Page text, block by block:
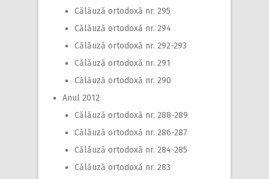
Călăuză ortodoxă nr. 295
Călăuză ortodoxă nr. 294
Călăuză ortodoxă nr. 292-293
Călăuză ortodoxă nr. 291
Călăuză ortodoxă nr. 290
Anul 2012
Călăuză ortodoxă nr. 288-289
Călăuză ortodoxă nr. 286-287
Călăuză ortodoxă nr. 284-285
Călăuză ortodoxă nr. 283